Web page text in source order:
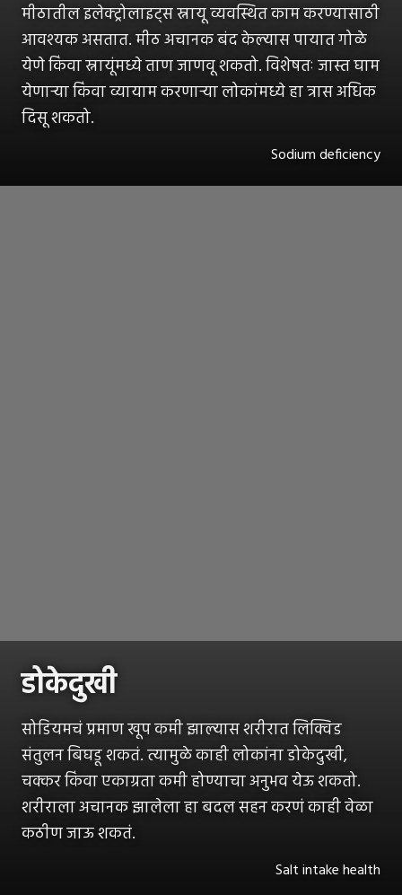
मीठातील इलेक्ट्रोलाइट्स स्नायू व्यवस्थित काम करण्यासाठी
आवश्यक असतात. मीठ अचानक बंद केल्यास पायात गोळे
येणे किंवा स्नायूंमध्ये ताण जाणवू शकतो. विशेषतः जास्त घाम
येणाऱ्या किंवा व्यायाम करणाऱ्या लोकांमध्ये हा त्रास अधिक
दिसू शकतो.
Sodium deficiency
डोकेदुखी
सोडियमचं प्रमाण खूप कमी झाल्यास शरीरात लिक्विड
संतुलन बिघडू शकतं. त्यामुळे काही लोकांना डोकेदुखी,
चक्कर किंवा एकाग्रता कमी होण्याचा अनुभव येऊ शकतो.
शरीराला अचानक झालेला हा बदल सहन करणं काही वेळा
कठीण जाऊ शकतं.
Salt intake health